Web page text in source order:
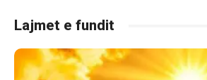
Lajmet e fundit